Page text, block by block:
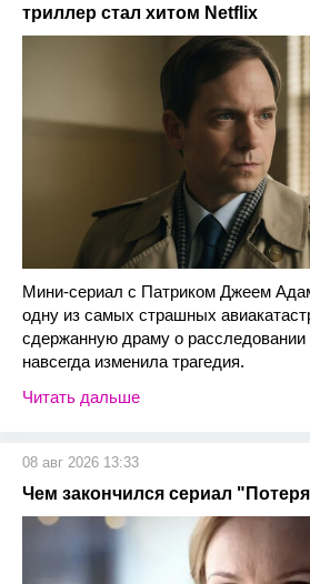
триллер стал хитом Netflix
Мини-сериал с Патриком Джеем
одну из самых страшных
сдержанную драму о
навсегда изменила трагедия.
Читать дальше
08 авг 2026 13:33
Чем закончился сериал